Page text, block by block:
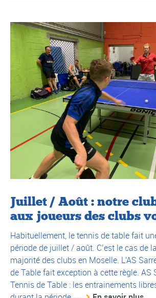
Juillet / Août : notre
aux joueurs des clubs
Habituellement, le tennis de table fait
période de juillet / août. C’est le cas de
majorité des clubs en Moselle. L'AS
de Table fait exception à cette règle. AS
Tennis de Table : les entrainements